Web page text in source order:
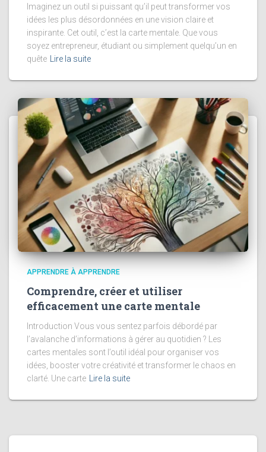
Imaginez un outil si puissant qu’il peut transformer vos
idées les plus désordonnées en une vision claire et
inspirante. Cet outil, c’est la carte mentale. Que vous
soyez entrepreneur, étudiant ou simplement quelqu’un en
quête Lire la suite
APPRENDRE À APPRENDRE
Comprendre, créer et utiliser
efficacement une carte mentale
Introduction Vous vous sentez parfois débordé par
l’avalanche d’informations à gérer au quotidien ? Les
cartes mentales sont l’outil idéal pour organiser vos
idées, booster votre créativité et transformer le chaos en
clarté. Une carte
Lire la suite